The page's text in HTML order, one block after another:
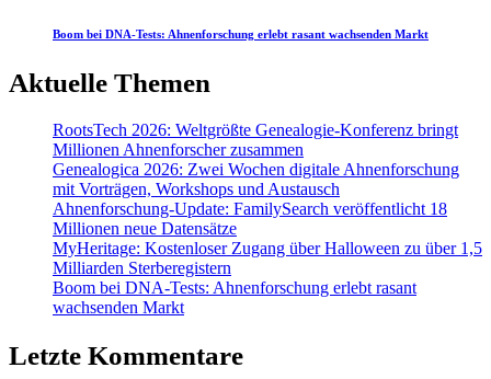
Boom bei DNA-Tests: Ahnenforschung erlebt rasant wachsenden Markt
Aktuelle Themen
RootsTech 2026: Weltgrößte Genealogie-Konferenz bringt
Millionen Ahnenforscher zusammen
Genealogica 2026: Zwei Wochen digitale Ahnenforschung
mit Vorträgen, Workshops und Austausch
Ahnenforschung-Update: FamilySearch veröffentlicht 18
Millionen neue Datensätze
MyHeritage: Kostenloser Zugang über Halloween zu über 1,5
Milliarden Sterberegistern
Boom bei DNA-Tests: Ahnenforschung erlebt rasant
wachsenden Markt
Letzte Kommentare